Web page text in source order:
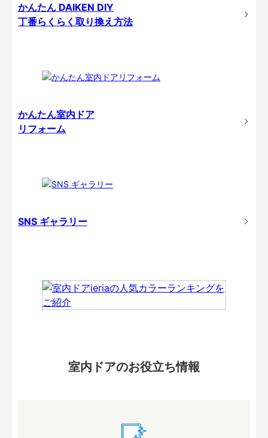
かんたん DAIKEN DIY
丁番らくらく取り換え方法
かんたん室内ドア
リフォーム
SNS ギャラリー
室内ドアのお役立ち情報